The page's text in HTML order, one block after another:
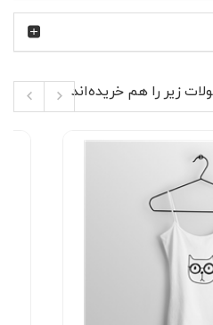
مطرح خودروسازی آلمان، با
شناخته می‌شود. عبارت
می‌کنند. این مدل برای کسانی
با فرهنگ خودرو، سرعت و دقت
علاقه را در پوشش خود نشان
✨
بافت مقاوم و گردش هوای
فصل‌های گرم و استفاده زیر
تنظیم باز یا بسته بودن یقه
زیر را هم خریده‌اند